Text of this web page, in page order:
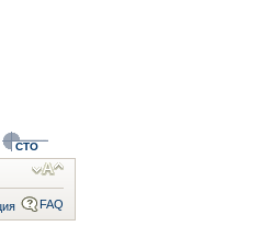
СТО
FAQ